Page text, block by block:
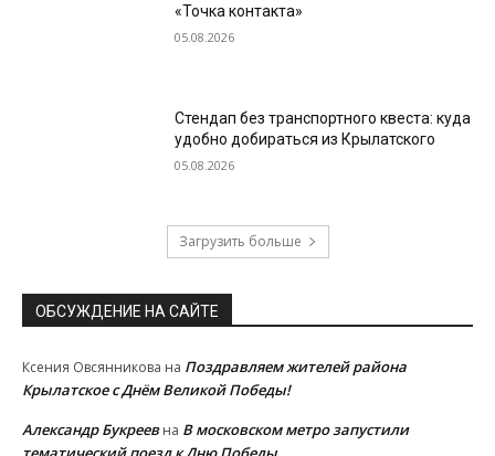
«Точка контакта»
05.08.2026
Стендап без транспортного квеста: куда
удобно добираться из Крылатского
05.08.2026
Загрузить больше
ОБСУЖДЕНИЕ НА САЙТЕ
Ксения Овсянникова на Поздравляем жителей района
Крылатское с Днём Великой Победы!
Александр Букреевна В московском метро запустили